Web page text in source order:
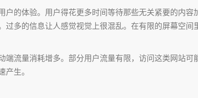
户的体验。用户得花更多时间等待那些无关紧要的内
过多的信息让人感觉视觉上很混乱。在有限的屏幕空
端流量消耗增多。部分用户流量有限，访问这类网站
生。